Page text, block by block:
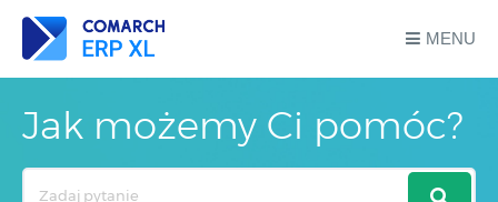
MENU
Jak możemy Ci pomóc?